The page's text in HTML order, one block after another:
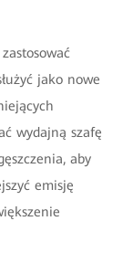
jako nowe
wydajną szafę
aby
emisję